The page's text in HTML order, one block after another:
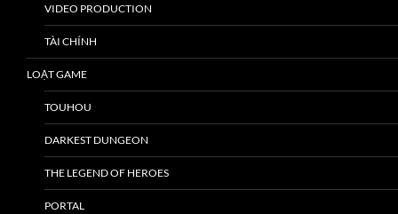
VIDEO PRODUCTION
TÀI CHÍNH
LOẠT GAME
TOUHOU
DARKEST DUNGEON
THE LEGEND OF HEROES
PORTAL